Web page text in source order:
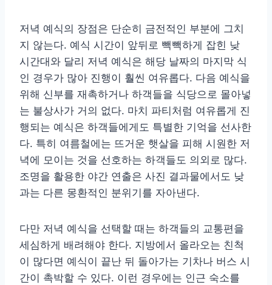
저녁 예식의 장점은 단순히 금전적인 부분에 그치
지 않는다. 예식 시간이 앞뒤로 빽빽하게 잡힌 낮
시간대와 달리 저녁 예식은 해당 날짜의 마지막 식
인 경우가 많아 진행이 훨씬 여유롭다. 다음 예식을
위해 신부를 재촉하거나 하객들을 식당으로 몰아넣
는 불상사가 거의 없다. 마치 파티처럼 여유롭게 진
행되는 예식은 하객들에게도 특별한 기억을 선사한
다. 특히 여름철에는 뜨거운 햇살을 피해 시원한 저
녁에 모이는 것을 선호하는 하객들도 의외로 많다.
조명을 활용한 야간 연출은 사진 결과물에서도 낮
과는 다른 몽환적인 분위기를 자아낸다.
다만 저녁 예식을 선택할 때는 하객들의 교통편을
세심하게 배려해야 한다. 지방에서 올라오는 친척
이 많다면 예식이 끝난 뒤 돌아가는 기차나 버스 시
간이 촉박할 수 있다. 이런 경우에는 인근 숙소를